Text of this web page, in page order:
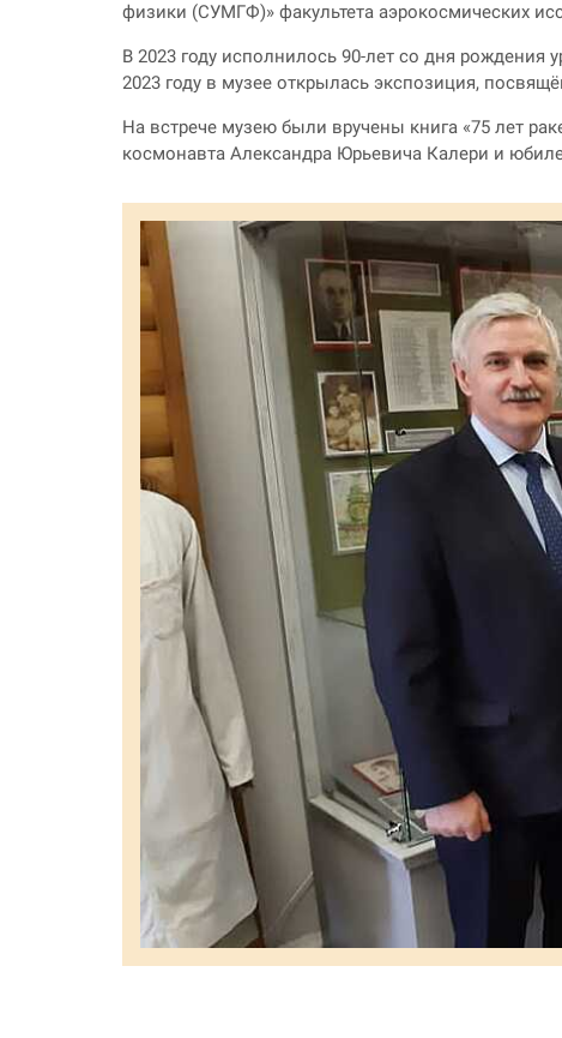
физики (СУМГФ)» факультета аэрокосмических
В 2023 году исполнилось 90-лет со дня рождения
2023 году в музее открылась экспозиция,
На встрече музею были вручены книга «75 лет
космонавта Александра Юрьевича Калери и